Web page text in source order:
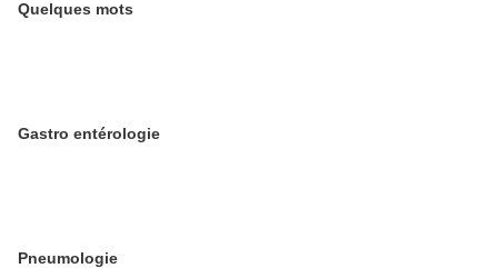
Quelques mots
Gastro entérologie
Pneumologie